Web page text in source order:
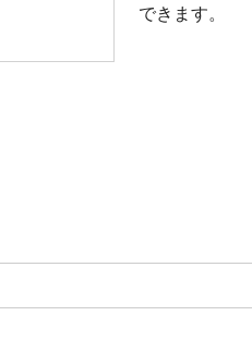
できます。